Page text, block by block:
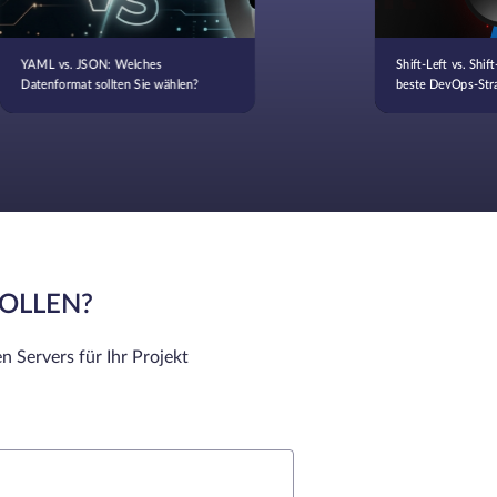
YAML vs. JSON: Welches
Datenformat sollten Sie wählen?
Shift-Left vs.
beste DevOps-
Servers für Ihr Projekt